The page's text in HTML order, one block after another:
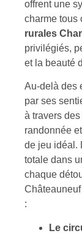
offrent une
charme tous
rurales
privilégiés,
et la beauté
Au-delà des
par ses
à travers
randonnée
de jeu idéal.
totale dans
chaque
:
Le